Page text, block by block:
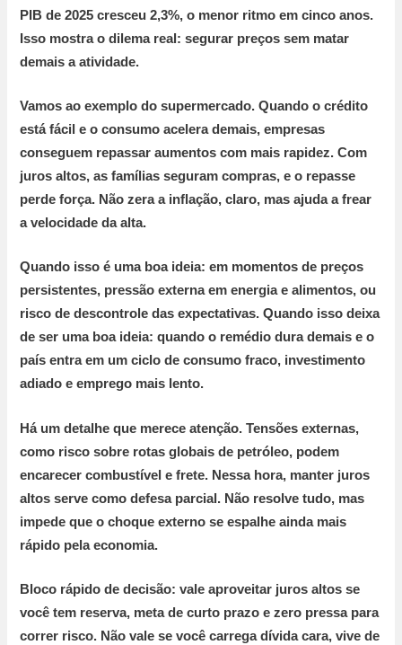
PIB de2025 cresceu 2,3%, o menor ritmo em cinco anos.
Isso mostra o dilema real: segurar preços sem matar
demais a atividade.
Vamos ao exemplo do supermercado. Quando o crédito
está fácil e o consumo acelera demais, empresas
conseguem repassar aumentos com mais rapidez. Com
juros altos, as famílias seguram compras, e o repasse
perde força. Não zera a inflação, claro, mas ajuda a frear
a velocidade da alta.
Quando isso é uma boa ideia: em momentos de preços
persistentes, pressão externa em energia e alimentos, ou
risco de descontrole das expectativas.Quando isso deixa
de ser uma boa ideia: quando o remédio dura demais e o
país entra em um ciclo de consumo fraco, investimento
adiado e emprego mais lento.
Há um detalhe que merece atenção. Tensões externas,
como risco sobre rotas globais de petróleo, podem
encarecer combustível e frete. Nessa hora, manter juros
altos serve como defesa parcial. Não resolve tudo, mas
impede que o choque externo se espalhe ainda mais
rápido pela economia.
Bloco rápido de decisão: vale aproveitar juros altos se
você tem reserva, meta de curto prazo e zero pressa para
correr risco. Não vale se você carrega dívida cara, vive de